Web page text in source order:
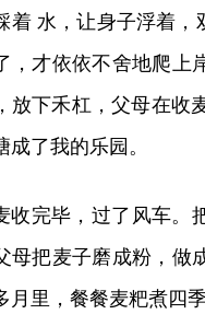
着 水，让身子浮着，
，才依依不舍地爬上
放下禾杠，父母在收
成了我的乐园。
收完毕，过了风车。
母把麦子磨成粉，做
月里，餐餐麦粑煮四